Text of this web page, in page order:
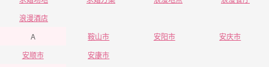
浪漫酒店
A
鞍山市 安阳市
安庆市
安顺市
安康市